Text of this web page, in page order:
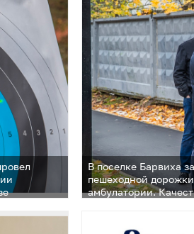
В поселке Барвиха
пешеходной
амбулатории.